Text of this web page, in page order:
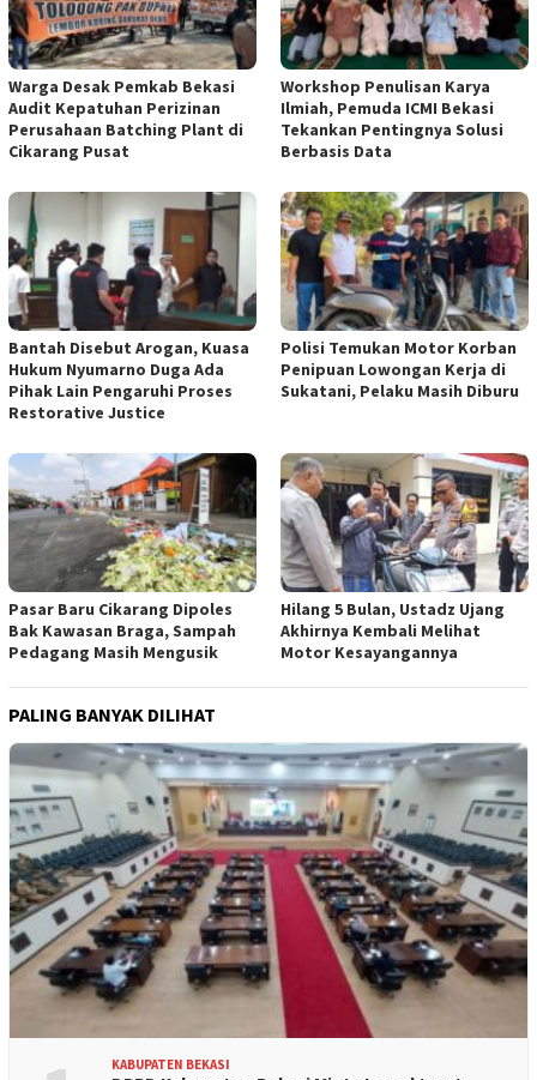
Warga Desak Pemkab Bekasi
Audit Kepatuhan Perizinan
Perusahaan Batching Plant di
Cikarang Pusat
Workshop Penulisan Karya
Ilmiah, Pemuda ICMI Bekasi
Tekankan Pentingnya Solusi
Berbasis Data
Bantah Disebut Arogan, Kuasa
Hukum Nyumarno Duga Ada
Pihak Lain Pengaruhi Proses
Restorative Justice
Polisi Temukan Motor Korban
Penipuan Lowongan Kerja di
Sukatani, Pelaku Masih Diburu
Pasar Baru Cikarang Dipoles
Bak Kawasan Braga, Sampah
Pedagang Masih Mengusik
Hilang 5 Bulan, Ustadz Ujang
Akhirnya Kembali Melihat
Motor Kesayangannya
PALING BANYAK DILIHAT
KABUPATEN BEKASI